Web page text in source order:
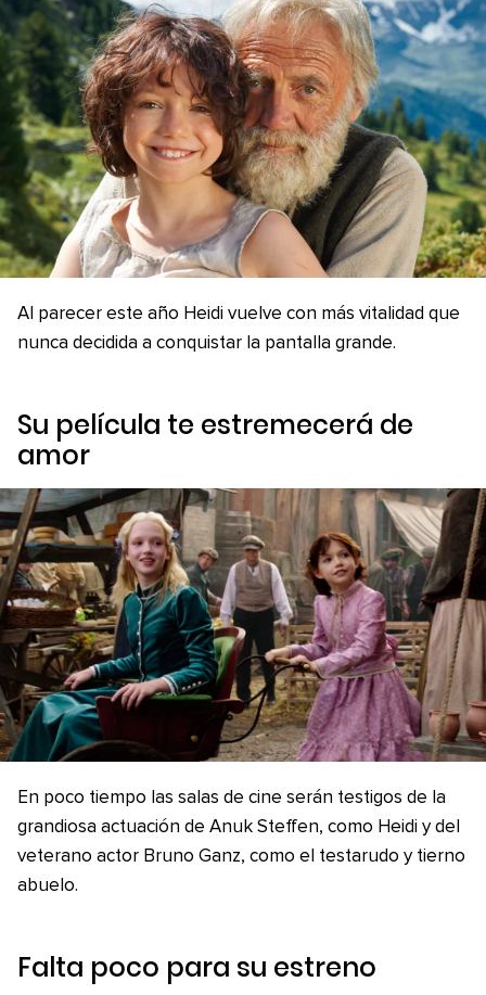
Al parecer este año Heidi vuelve con más vitalidad que
nunca decidida a conquistar la pantalla grande.
Su película te estremecerá de
amor
En poco tiempo las salas de cine serán testigos de la
grandiosa actuación de Anuk Steffen, como Heidi y del
veterano actor Bruno Ganz, como el testarudo y tierno
abuelo.
Falta poco para su estreno